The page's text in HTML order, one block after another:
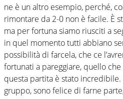
ne è un altro esempio, perché,
rimontare da 2-0 non è facile. È
ma per fortuna siamo riusciti a
in quel momento tutti abbiano
possibilità di farcela, che ce
fortunati a pareggiare, quello
questa partita è stato
gruppo, sono felice di farne